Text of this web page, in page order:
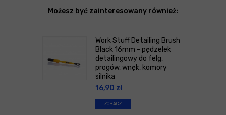
Możesz być zainteresowany również:
Work Stuff Detailing Brush
Black 16mm - pędzelek
detailingowy do felg,
progów, wnęk, komory
silnika
16,90 zł
ZOBACZ